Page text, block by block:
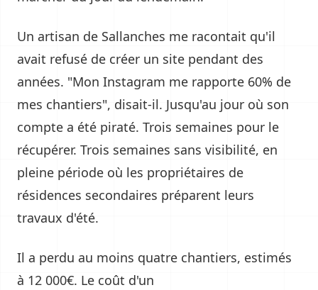
Un artisan de Sallanches me racontait qu'il
avait refusé de créer un site pendant des
années. "Mon Instagram me rapporte 60% de
mes chantiers", disait-il. Jusqu'au jour où son
compte a été piraté. Trois semaines pour le
récupérer. Trois semaines sans visibilité, en
pleine période où les propriétaires de
résidences secondaires préparent leurs
travaux d'été.
Il a perdu au moins quatre chantiers, estimés
à 12 000€. Le coût d'un